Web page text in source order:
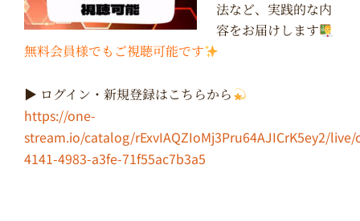
法など、実践的な内
容をお届けします
無料会員様でもご視聴可能です
▶︎ ログイン・新規登録はこちらから
https://one-
stream.io/catalog/rExvIAQZIoMj3Pru64AJICrK5ey2/live/
4141-4983-a3fe-71f55ac7b3a5